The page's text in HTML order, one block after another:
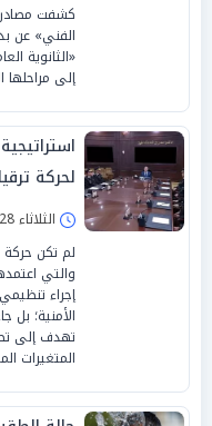
كشفت مصادر
الفني» عن
إلى مراحلها
لحركة
2026الثلاثاء 28/يوليو/2026 - 02:30 م
والتي
إجراء
الأمنية؛ بل
تهدف إلى
المتغيرات